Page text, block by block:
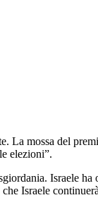
La mossa del
elezioni”.
Israele
Israele